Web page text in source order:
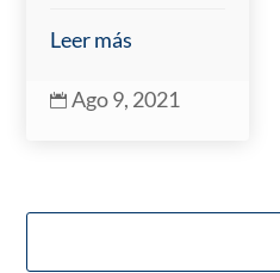
Leer más
 Ago 9, 2021